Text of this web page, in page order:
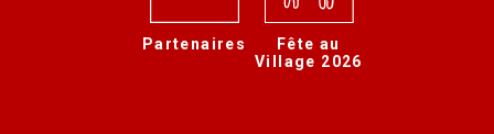
Partenaires
Fête au
Village 2026